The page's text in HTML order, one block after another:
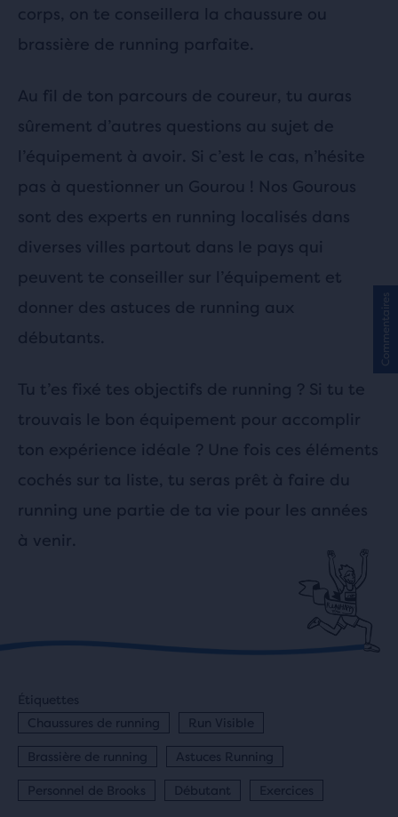
corps, on te conseillera la chaussure ou
brassière de running parfaite.
Au fil de ton parcours de coureur, tu auras
sûrement d’autres questions au sujet de
l’équipement à avoir. Si c’est le cas, n’hésite
pas à questionner un Gourou ! Nos Gourous
sont des experts en running localisés dans
diverses villes partout dans le pays qui
peuvent te conseiller sur l’équipement et
donner des astuces de running aux
débutants.
Tu t’es fixé tes objectifs de running ? Si tu te
trouvais le bon équipement pour accomplir
ton expérience idéale ? Une fois ces éléments
cochés sur ta liste, tu seras prêt à faire du
running une partie de ta vie pour les années
à venir.
Étiquettes
Chaussures de running
Run Visible
Brassière de running Astuces Running
Personnel de Brooks Débutant Exercices
Commentaires